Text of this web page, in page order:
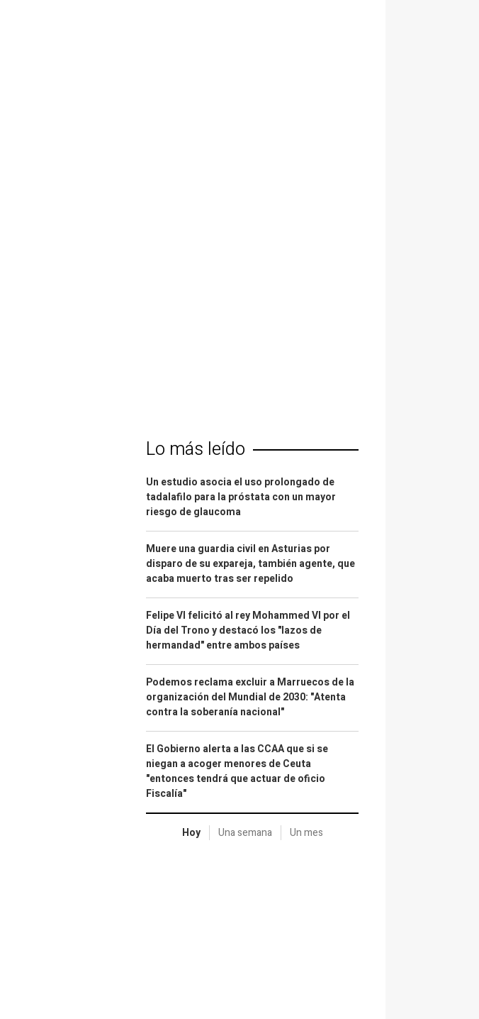
Lo más leído
Un estudio asocia el uso prolongado de
tadalafilo para la próstata con un mayor
riesgo de glaucoma
Muere una guardia civil en Asturias por
disparo de su expareja, también agente, que
acaba muerto tras ser repelido
Felipe VI felicitó al rey Mohammed VI por el
Día del Trono y destacó los "lazos de
hermandad" entre ambos países
Podemos reclama excluir a Marruecos de la
organización del Mundial de 2030: "Atenta
contra la soberanía nacional"
El Gobierno alerta a las CCAA que si se
niegan a acoger menores de Ceuta
"entonces tendrá que actuar de oficio
Fiscalía"
Hoy Una semana Un mes